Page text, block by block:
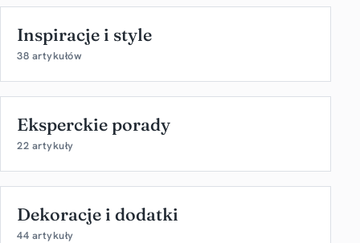
Inspiracje i style
38 artykułów
Eksperckie porady
22 artykuły
Dekoracje i dodatki
44 artykuły